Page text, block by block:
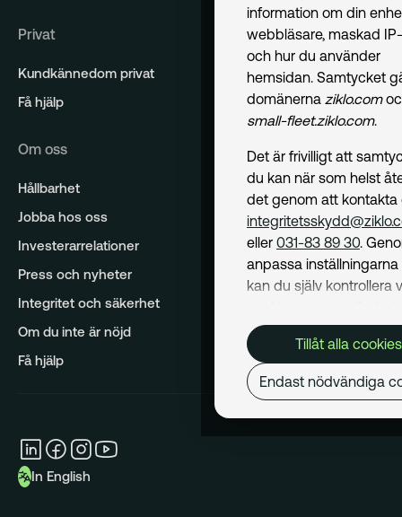
Privat
Kundkännedom privat
Få hjälp
Om oss
Hållbarhet
Jobba hos oss
Investerarrelationer
Press och nyheter
Integritet och säkerhet
Om du inte är nöjd
Få hjälp
In English
information om din
webbläsare, maskad
och hur du använder
hemsidan. Samtycket
domänerna ziklo.com
small-fleet.ziklo.com.
Det är frivilligt att
du kan när som helst
det genom att kontakta
eller 031-83 89 30.
anpassa
kan du själv kontrollera
Cookiepolicykan du
om hur vi använder
och hur du kan undvika
Mer om behandling av
personuppgifter hittar
Tillåt alla cookies
Endast nödvändiga